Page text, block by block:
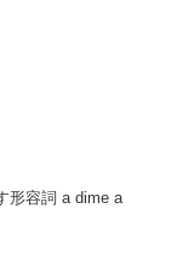
形容詞 a dime a